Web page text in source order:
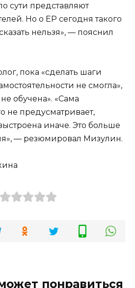
сути представляют
Но о ЕР сегодня такого
нельзя», — пояснил
пока «сделать шаги
не смогла»,
обучена». «Сама
не предусматривает,
иначе. Это больше
— резюмировал Мизулин.
понравиться